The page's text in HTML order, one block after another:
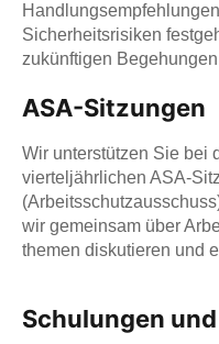
Sicherheitsrisiken
zukünftigen
ASA-Sitzungen
Wir unterstützen Sie bei
vierteljährlichen ASA-
wir gemeinsam über
themen diskutieren und
Schulungen